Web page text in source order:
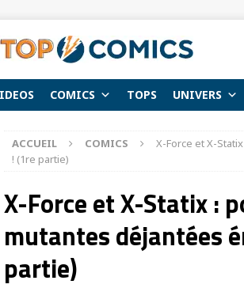
COMICS TOPS UNIVERS
ACCUEIL COMICS
X-Force et X-
! (1re partie)
X-Force et X-Statix :
mutantes déjantées
partie)